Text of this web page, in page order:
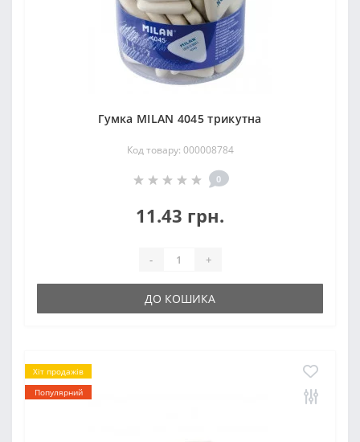
Гумка MILAN 4045 трикутна
Код товару: 000008784
0
11.43 грн.
- +
ДО КОШИКА
Хіт продажів
Популярний